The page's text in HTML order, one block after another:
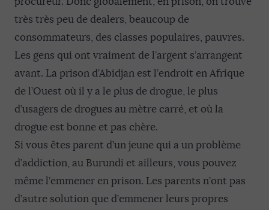
très très peu de dealers, beaucoup de
consommateurs, des classes populaires, pauvres.
Les gens qui ont vraiment de l’argent s’arrangent
avant. La prison d’Abidjan est l’endroit en Afrique
de l’Ouest où il y a le plus de drogue, le plus
d’usagers de drogues au mètre carré, et où la
drogue est bonne et pas chère.
Si vous êtes parent d’un jeune qui a un problème
d’addiction, au Burundi et ailleurs, vous pouvez
même l’emmener en prison. Les parents n’ont pas
d’autre solution que d’emmener leurs propres